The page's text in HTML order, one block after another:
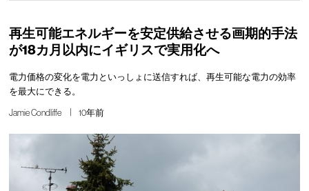
再生可能エネルギーを安定供給させる画期的手法
が18カ月以内にイギリスで実用化へ
電力価格の変化を電力といっしょに送信すれば、再生可能な電力の効率
を最大にできる。
Jamie Condliffe 10年前